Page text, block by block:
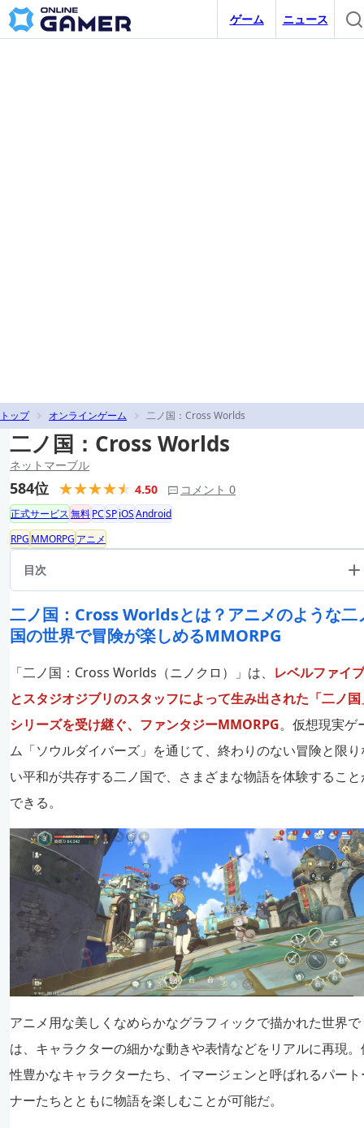
ゲーム ニュース
トップ オンラインゲーム 二ノ国：Cross Worlds
二ノ国：Cross Worlds
ネットマーブル
584位 4.50 コメント 0
正式サービス無料PCSPiOSAndroid
RPG MMORPG アニメ
目次
二ノ国：Cross Worldsとは？アニメのような二
国の世界で冒険が楽しめるMMORPG
「二ノ国：Cross Worlds（ニノクロ）」は、 レベルファイブ
とスタジオジブリのスタッフによって生み出された「二ノ国
シリーズを受け継ぐ、ファンタジーMMORPG。仮想現実ゲ
ム「ソウルダイバーズ」を通じて、終わりのない冒険と限り
い平和が共存する二ノ国で、さまざまな物語を体験すること
できる。
アニメ用な美しくなめらかなグラフィックで描かれた世界で
は、キャラクターの細かな動きや表情などをリアルに再現。
性豊かなキャラクターたち、イマージェンと呼ばれるパート
ナーたちとともに物語を楽しむことが可能だ。